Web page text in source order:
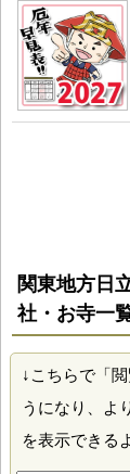
関東地方日
社・お寺一
↓こちらで「
うになり、よ
を表示できる